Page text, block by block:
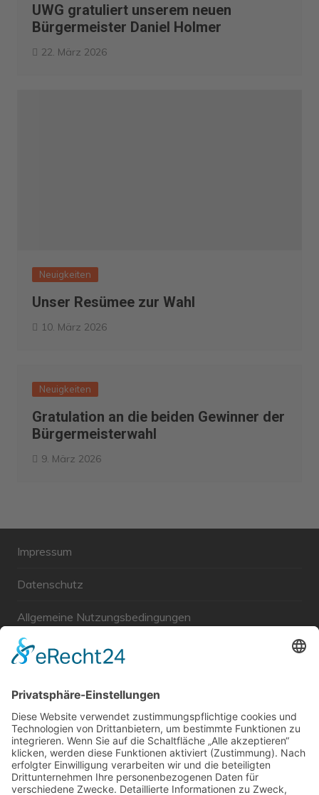
UWG gratuliert unserem neuen
Bürgermeister Daniel Holmer
22. März 2026
Neuigkeiten
Unser Resümee zur Wahl
10. März 2026
Neuigkeiten
Gratulation an die beiden Gewinner der
Bürgermeisterwahl
9. März 2026
Impressum
Datenschutz
Allgemeine Nutzungsbedingungen
Links
Unabhängige WählerGemeinschaft Gröbenzell
Wir sind ein Querschnitt der Gesellschaft bezüglich des
Alters, der Berufe, Herkunft, Interessen und Ansichten.